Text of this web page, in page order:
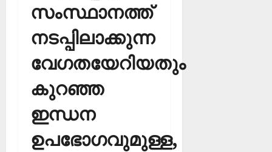
സംസ്ഥാനത്ത്
നടപ്പിലാക്കുന്ന
വേഗതയേറിയതും
കുറഞ്ഞ
ഇന്ധന
ഉപഭോഗവുമുള്ള,